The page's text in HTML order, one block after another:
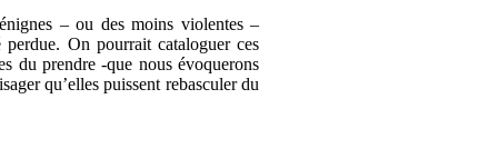
– ou des moins violentes –
On pourrait cataloguer ces
du prendre -que nous évoquerons
qu’elles puissent rebasculer du